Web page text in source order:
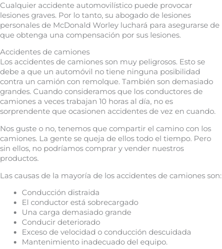
Cualquier accidente automovilístico puede provocar
lesiones graves. Por lo tanto, su abogado de lesiones
personales de McDonald Worley luchará para asegurarse de
que obtenga una compensación por sus lesiones.
Accidentes de camiones
Los accidentes de camiones son muy peligrosos. Esto se
debe a que un automóvil no tiene ninguna posibilidad
contra un camión con remolque. También son demasiado
grandes. Cuando consideramos que los conductores de
camiones a veces trabajan 10 horas al día, no es
sorprendente que ocasionen accidentes de vez en cuando.
Nos guste o no, tenemos que compartir el camino con los
camiones. La gente se queja de ellos todo el tiempo. Pero
sin ellos, no podríamos comprar y vender nuestros
productos.
Las causas de la mayoría de los accidentes de camiones son:
Conducción distraida
El conductor está sobrecargado
Una carga demasiado grande
Conducir deteriorado
Exceso de velocidad o conducción descuidada
Mantenimiento inadecuado del equipo.